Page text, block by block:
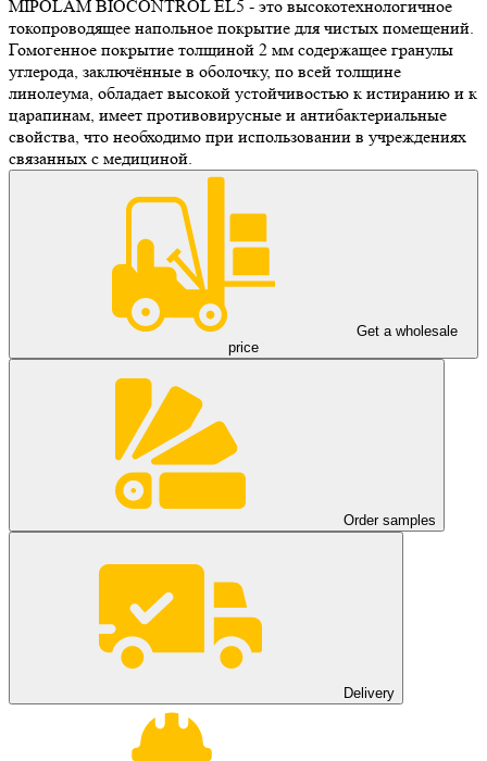
MIPOLAM BIOCONTROL EL5 - это высокотехнологичное
токопроводящее напольное покрытие для чистых помещений.
Гомогенное покрытие толщиной 2 мм содержащее гранулы
углерода, заключённые в оболочку, по всей толщине
линолеума, обладает высокой устойчивостью к истиранию и к
царапинам, имеет противовирусные и антибактериальные
свойства, что необходимо при использовании в учреждениях
связанных с медициной.
Get a wholesale
price
Order samples
Delivery